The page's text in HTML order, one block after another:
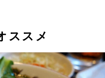
ススメ